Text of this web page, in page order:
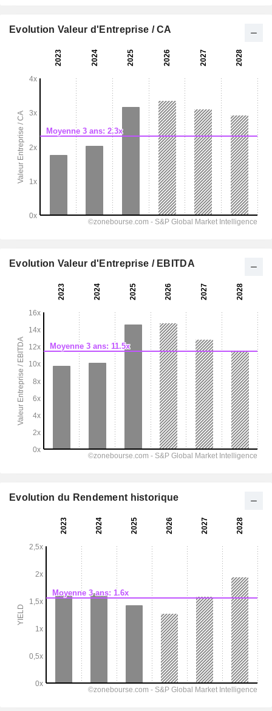
Evolution Valeur d'Entreprise / CA
Evolution Valeur d'Entreprise / EBITDA
Evolution du Rendement historique